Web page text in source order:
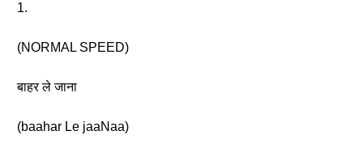
1.
(NORMAL SPEED)
बाहर ले जाना
(baahar Le jaaNaa)